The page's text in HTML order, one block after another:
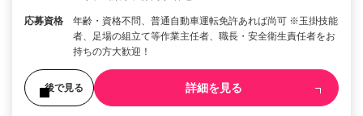
応募資格
年齢・資格不問、普通自動車運転免許あれば尚可 ※玉掛技能
者、足場の組立て等作業主任者、職長・安全衛生責任者をお
持ちの方大歓迎！
後で見る 詳細を見る